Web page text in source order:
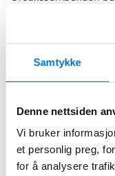
Samtykke
Denne nettsiden
Vi bruker
et personlig preg,
for å analysere
politikområden för
utformas med tanke
individen ger en
den livslånga
de nordiska
och det finns goda
inspireras av